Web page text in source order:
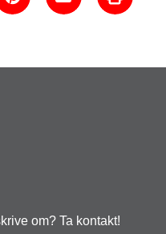
om? Ta kontakt!